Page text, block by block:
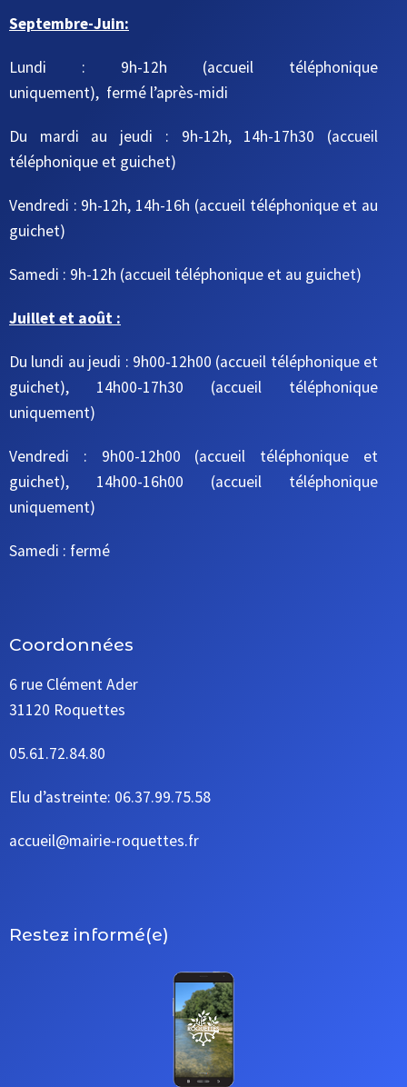
Septembre-Juin:
Lundi : 9h-12h (accueil téléphonique
uniquement), fermé l’après-midi
Du mardi au jeudi : 9h-12h, 14h-17h30 (accueil
téléphonique et guichet)
Vendredi : 9h-12h, 14h-16h (accueil téléphonique et au
guichet)
Samedi : 9h-12h (accueil téléphonique et au guichet)
Juillet et août :
Du lundi au jeudi : 9h00-12h00 (accueil téléphonique et
guichet), 14h00-17h30 (accueil téléphonique
uniquement)
Vendredi : 9h00-12h00 (accueil téléphonique et
guichet), 14h00-16h00 (accueil téléphonique
uniquement)
Samedi : fermé
Coordonnées
6 rue Clément Ader
31120 Roquettes
05.61.72.84.80
Elu d’astreinte: 06.37.99.75.58
accueil@mairie-roquettes.fr
Restez informé(e)